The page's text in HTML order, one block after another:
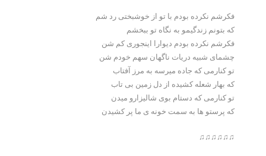
فکرشم نکرده بودم با تو از خوشبختی رد شم
که بتونم زندگیمو به نگاه تو ببخشم
فکرشم نکرده بودم دیوارا اینجوری کم شن
چشمای شبیه دریات ناگهان سهم خودم شن
تو کنارمی که جاده میرسه به مرز آفتاب
که بهار شعله کشیده از دل زمین بی تاب
تو کنارمی که دستام بوی شالیزارو میدن
که پرستو ها به سمت خونه ی ما پر کشیدن
♫♫♫♫♫♫